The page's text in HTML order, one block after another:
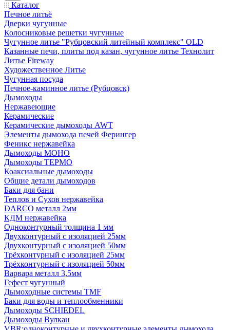
Каталог
Печное литьё
Дверки чугунные
Колосниковые решетки чугунные
Чугунное литье "Рубцовский литейный комплекс" OLD
Казанные печи, плиты под казан, чугунное литье Технолит
Литье Fireway
Художественное Литье
Чугунная посуда
Печное-каминное литье (Рубцовск)
Дымоходы
Нержавеющие
Керамические
Керамические дымоходы AWT
Элементы дымохода печей Ферингер
Феникс нержавейка
Дымоходы МОНО
Дымоходы ТЕРМО
Коаксиальные дымоходы
Общие детали дымоходов
Баки для бани
Теплов и Сухов нержавейка
DARCO металл 2мм
КДМ нержавейка
Одноконтурный толщина 1 мм
Двухконтурный с изоляцией 25мм
Двухконтурный с изоляцией 50мм
Трёхконтурный с изоляцией 25мм
Трёхконтурный с изоляцией 50мм
Варвара металл 3,5мм
Гефест чугунный
Дымоходные системы TMF
Баки для воды и теплообменники
Дымоходы SCHIEDEL
Дымоходы Вулкан